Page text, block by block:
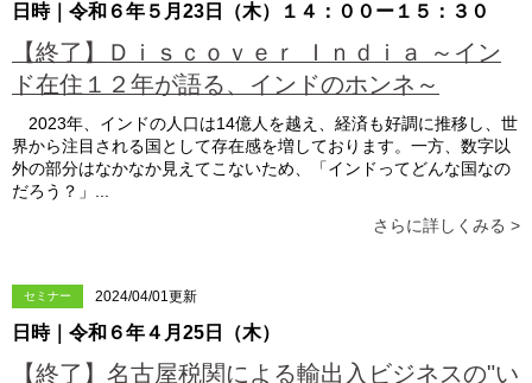
日時｜令和６年５月23日（木）１４：００ー１５：３０
【終了】Ｄｉｓｃｏｖｅｒ Ｉｎｄｉａ ～イン
ド在住１２年が語る、インドのホンネ～
2023年、インドの人口は14億人を越え、経済も好調に推移し、世
界から注目される国として存在感を増しております。一方、数字以
外の部分はなかなか見えてこないため、「インドってどんな国なの
だろう？」...
さらに詳しくみる >
セミナー 2024/04/01更新
日時｜令和６年４月25日（木）
【終了】名古屋税関による輸出入ビジネスの"い